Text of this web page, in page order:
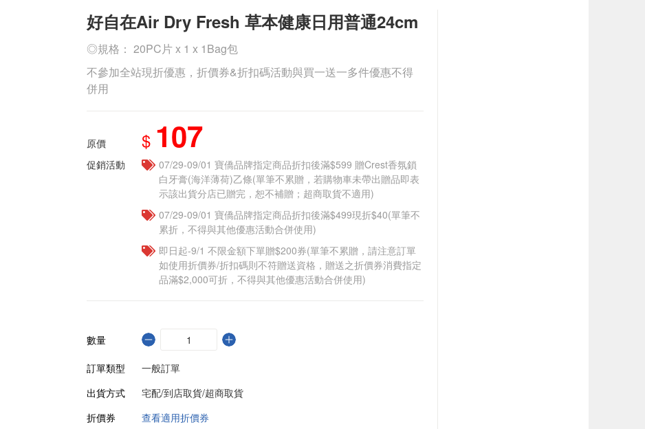
好自在Air Dry Fresh 草本健康日用普通24cm
◎規格： 20PC片 x 1 x 1Bag包
不參加全站現折優惠，折價券&折扣碼活動與買一送一多件優惠不得
併用
原價 $ 107
促銷活動
07/29-09/01 寶僑品牌指定商品折扣後滿$599 贈Crest香氛鎖
白牙膏(海洋薄荷)乙條(單筆不累贈，若購物車未帶出贈品即表
示該出貨分店已贈完，恕不補贈；超商取貨不適用)
07/29-09/01 寶僑品牌指定商品折扣後滿$499現折$40(單筆不
累折，不得與其他優惠活動合併使用)
即日起-9/1 不限金額下單贈$200券(單筆不累贈，請注意訂單
如使用折價券/折扣碼則不符贈送資格，贈送之折價券消費指定
品滿$2,000可折，不得與其他優惠活動合併使用)
數量
訂單類型
一般訂單
出貨方式
宅配/到店取貨/超商取貨
折價券
查看適用折價券